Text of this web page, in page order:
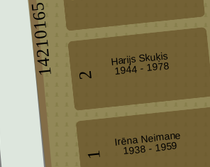
14210165
1
2
Irēna Neimane
1938 - 1959
Harijs Skuķis
1944 - 1978